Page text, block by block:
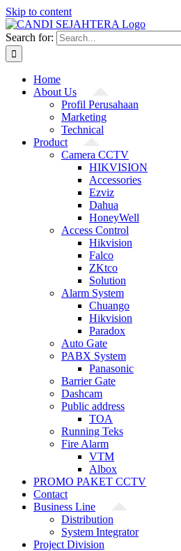
Skip to content
Search for:
Home
About Us
Profil Perusahaan
Marketing
Technical
Product
Camera CCTV
HIKVISION
Accessories
Ezviz
Dahua
HoneyWell
Access Control
Hikvision
Falco
ZKtco
Solution
Alarm System
Chuango
Hikvision
Paradox
Auto Gate
PABX System
Panasonic
Barrier Gate
Dashcam
Public address
TOA
Running Teks
Fire Alarm
VTM
Albox
PROMO PAKET CCTV
Contact
Business Line
Distribution
System Integrator
Project Division